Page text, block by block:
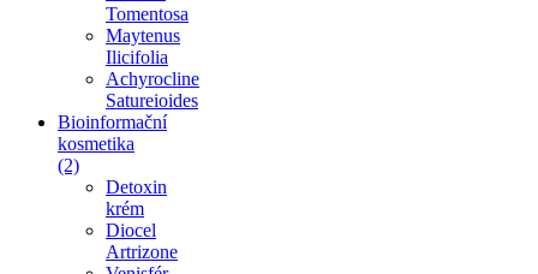
Tomentosa
Maytenus
Ilicifolia
Achyrocline
Satureioides
Bioinformační
kosmetika
(2)
Detoxin
krém
Diocel
Artrizone